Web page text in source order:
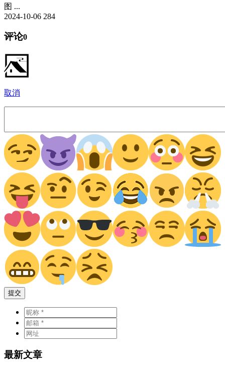
图 ...
2024-10-06 284
评论0
取消
提交
最新文章